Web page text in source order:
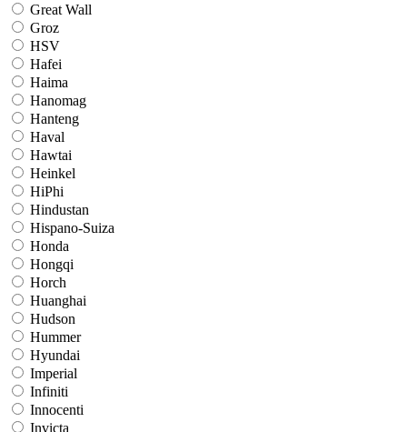
Great Wall
Groz
HSV
Hafei
Haima
Hanomag
Hanteng
Haval
Hawtai
Heinkel
HiPhi
Hindustan
Hispano-Suiza
Honda
Hongqi
Horch
Huanghai
Hudson
Hummer
Hyundai
Imperial
Infiniti
Innocenti
Invicta